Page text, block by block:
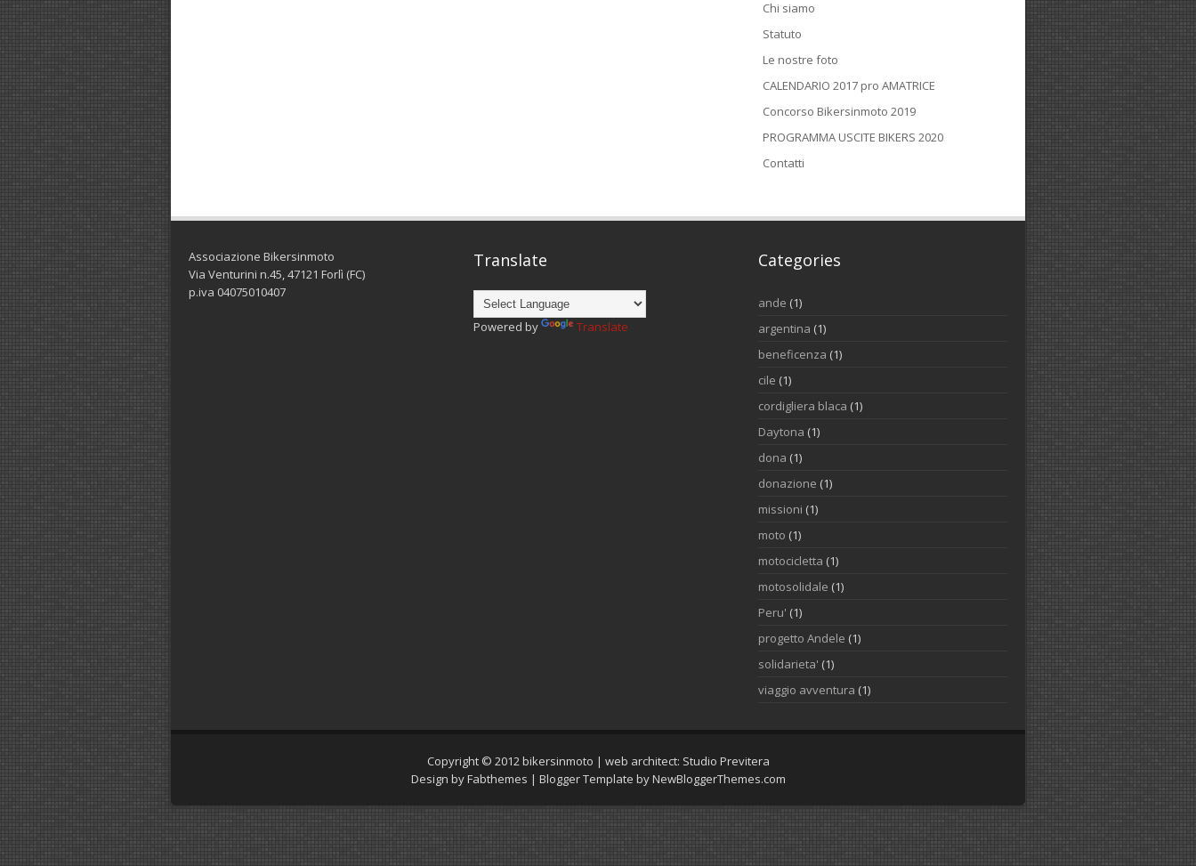
Chi siamo
Statuto
Le nostre foto
CALENDARIO 2017 pro AMATRICE
Concorso Bikersinmoto 2019
PROGRAMMA USCITE BIKERS 2020
Contatti
Associazione Bikersinmoto
Via Venturini n.45, 47121 Forlì (FC)
p.iva 04075010407
Translate
Powered by Translate
Categories
ande (1)
argentina (1)
beneficenza (1)
cile (1)
cordigliera blaca (1)
Daytona (1)
dona (1)
donazione (1)
missioni (1)
moto (1)
motocicletta (1)
motosolidale (1)
Peru' (1)
progetto Andele (1)
solidarieta' (1)
viaggio avventura (1)
Copyright © 2012bikersinmoto | web architect: Studio Previtera
Design byFabthemes | Blogger Template byNewBloggerThemes.com